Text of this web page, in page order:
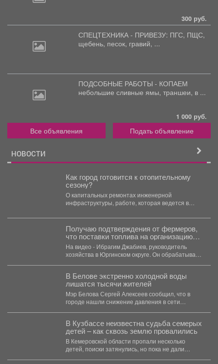
300 руб.
СПЕЦТЕХНИКА - ПРИВЕЗУ: ПГС, ПЩС,
щебень, песок, гравий, ...
ПОДСОБНЫЕ РАБОТЫ - КОПАЕМ
небольшие сливные ямы, траншеи, в ...
1 000 руб.
Все объявления Подать объявление
НОВОСТИ
Как город готовится к отопительному
сезону?
О капитальных ремонтах инженерной
инфраструктуры, работе, которая ведется в
восстановлении...
Получаю подтверждения от фермеров,
что поставки топлива на организацию
уборочной кампании уже начались.
На видео - Ибрагим Джабиев, руководитель
хозяйства в Юргинском округе. Он обрабатывает
В Белове экстренно холодной воды
лишатся тысячи жителей
Мэр Белова Сергей Алексеев сообщил, что в
городе нашли снижение давления в сети
В Кузбассе неизвестна судьба семерых
детей – как сквозь землю провалились
В Кемеровской области пропали несколько
детей, поиски затянулись, но пока не дали